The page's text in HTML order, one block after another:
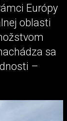
Európy
oblasti
sa
–